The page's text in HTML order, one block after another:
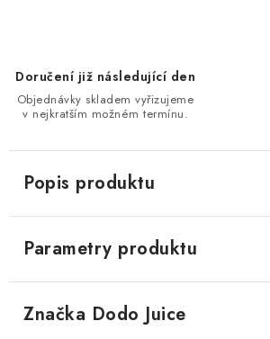
Doručení již následující den
Objednávky skladem vyřizujeme
v nejkratším možném termínu.
Popis produktu
Parametry produktu
Značka Dodo Juice